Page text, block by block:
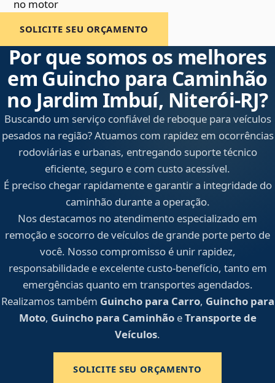
no motor
SOLICITE SEU ORÇAMENTO
Por que somos os melhores
em Guincho para Caminhão
no Jardim Imbuí, Niterói‑RJ?
Buscando um serviço confiável de reboque para veículos
pesados na região? Atuamos com rapidez em ocorrências
rodoviárias e urbanas, entregando suporte técnico
eficiente, seguro e com custo acessível.
É preciso chegar rapidamente e garantir a integridade do
caminhão durante a operação.
Nos destacamos no atendimento especializado em
remoção e socorro de veículos de grande porte perto de
você. Nosso compromisso é unir rapidez,
responsabilidade e excelente custo-benefício, tanto em
emergências quanto em transportes agendados.
Realizamos também Guincho para Carro, Guincho para
Moto, Guincho para CaminhãoeTransporte de
Veículos.
SOLICITE SEU ORÇAMENTO